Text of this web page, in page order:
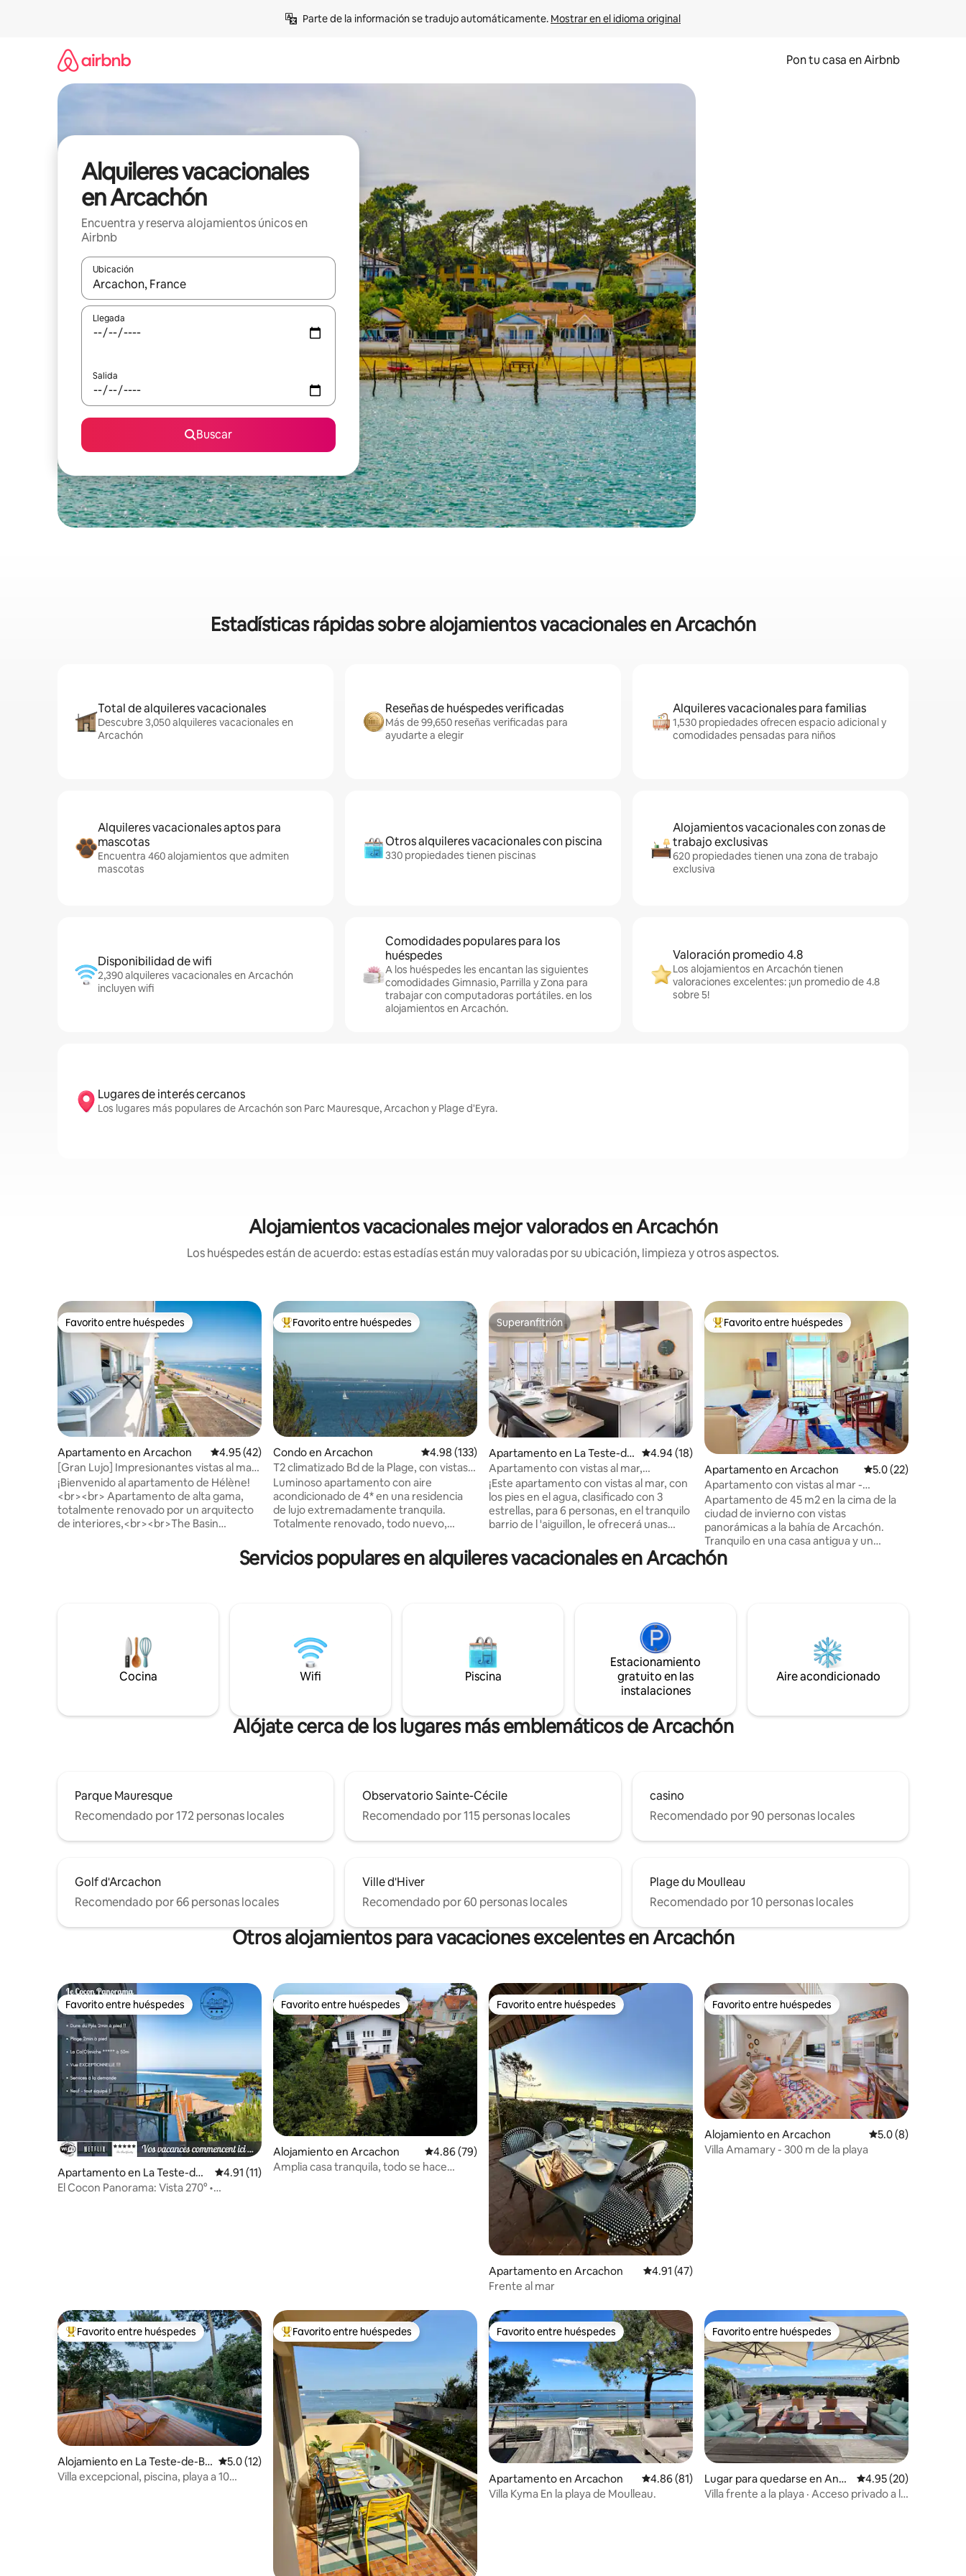
Parte de la información se tradujo automáticamente. Mostrar en el idioma original
Pon tu casa en Airbnb
Alquileres vacacionales
en Arcachón
Encuentra y reserva alojamientos únicos en
Airbnb
Ubicación
Cuando los resultados estén disponibles, navega con las teclas de flecha hacia arriba y hacia abajo o explora con el tacto o desliza el dedo.
Llegada
Salida
Buscar
Estadísticas rápidas sobre alojamientos vacacionales en Arcachón
Total de alquileres vacacionales
Descubre 3,050 alquileres vacacionales en
Arcachón
Reseñas de huéspedes verificadas
Más de 99,650 reseñas verificadas para
ayudarte a elegir
Alquileres vacacionales para familias
1,530 propiedades ofrecen espacio adicional y
comodidades pensadas para niños
Alquileres vacacionales aptos para
mascotas
Encuentra 460 alojamientos que admiten
mascotas
Otros alquileres vacacionales con piscina
330 propiedades tienen piscinas
Alojamientos vacacionales con zonas de
trabajo exclusivas
620 propiedades tienen una zona de trabajo
exclusiva
Disponibilidad de wifi
2,390 alquileres vacacionales en Arcachón
incluyen wifi
Comodidades populares para los
huéspedes
A los huéspedes les encantan las siguientes
comodidades Gimnasio, Parrilla y Zona para
trabajar con computadoras portátiles. en los
alojamientos en Arcachón.
Valoración promedio 4.8
Los alojamientos en Arcachón tienen
valoraciones excelentes: ¡un promedio de 4.8
sobre 5!
Lugares de interés cercanos
Los lugares más populares de Arcachón son Parc Mauresque, Arcachon y Plage d'Eyra.
Alojamientos vacacionales mejor valorados en Arcachón
Los huéspedes están de acuerdo: estas estadías están muy valoradas por su ubicación, limpieza y otros aspectos.
Favorito entre huéspedes
Favorito entre huéspedes
Apartamento en Arcachon Calificación promedio: 4.95 de 5, 42 reseñas
4.95 (42)
[Gran Lujo] Impresionantes vistas al mar
y acceso a la playa
¡Bienvenido al apartamento de Hélène!
<br><br> Apartamento de alta gama,
totalmente renovado por un arquitecto
de interiores,<br><br>The Basin
vista, la playa de abajo: esta es la vista
<br>//Oferta exclusiva "Maison Boréale
Concierge Service": 20% de descuento
para estancias de 7 noches y más //<br>
Favorito entre huéspedes preferido
Favorito entre huéspedes
Condo en Arcachon Calificación promedio: 4.98 de 5, 133 reseñas
4.98 (133)
T2 climatizado Bd de la Plage, con vistas
Bassin.
Luminoso apartamento con aire
acondicionado de 4* en una residencia
de lujo extremadamente tranquila.
Totalmente renovado, todo nuevo,
ideal, a 1 minuto a pie de la playa y de los
carriles bici, todos los comercios y
cubierto, (box 5,30 m x 3,10 m)
totalmente seguro y de fácil acceso. 2
bicicletas de montaña te esperan.
Superanfitrión
Superanfitrión
Apartamento en La Teste-de
-Buch
Calificación promedio: 4.94 de 5, 18 reseñas
4.94 (18)
Apartamento con vistas al mar,
Arcachon de 3 estrellas
¡Este apartamento con vistas al mar, con
los pies en el agua, clasificado con 3
estrellas, para 6 personas, en el tranquilo
barrio de l 'aiguillon, le ofrecerá unas
estación de tren de Arcachon, a 10
minutos en bicicleta del centro de
garaje para bicicletas le permitirán
alquilar bicicletas y aserrar la piscina. Su
luminosidad y sus puestas de sol harán
que su estancia sea única.
Favorito entre huéspedes preferido
Favorito entre huéspedes
Apartamento en Arcachon Calificación
5.0 (22)
Apartamento con vistas al mar -
Arcachón
Apartamento de 45 m2 en la cima de la
ciudad de invierno con vistas
panorámicas a la bahía de Arcachón.
Tranquilo en una casa antigua y un
entorno verde a 5 minutos del centro y
las playas. Volúmenes espaciosos y
recomendadas y detalles refinados...
Hemos pensado en todo con esmero
para su comodidad. Solo tienes que dejar
tus maletas y pasar unas excelentes
Servicios populares en alquileres vacacionales en Arcachón
Cocina Wifi Piscina
Estacionamiento
gratuito en las
instalaciones
Aire acondicionado
Alójate cerca de los lugares más emblemáticos de Arcachón
Parque Mauresque
Recomendado por 172 personas locales
Observatorio Sainte-Cécile
Recomendado por 115 personas locales
casino
Recomendado por 90 personas locales
Golf d'Arcachon
Recomendado por 66 personas locales
Ville d'Hiver
Recomendado por 60 personas locales
Plage du Moulleau
Recomendado por 10 personas locales
Otros alojamientos para vacaciones excelentes en Arcachón
Favorito entre huéspedes
Favorito entre huéspedes
Apartamento en La Teste-de-
Buch
Calificación promedio: 4.91 de 5, 11 reseñas
4.91 (11)
El Cocon Panorama: Vista 270° •
Favorito entre huéspedes
Favorito entre huéspedes
Alojamiento en Arcachon Calificación promedio: 4.86 de 5, 79 reseñas
4.86 (79)
Amplia casa tranquila, todo se hace
Favorito entre huéspedes
Favorito entre huéspedes
Apartamento en Arcachon Calificación promedio: 4.91 de 5, 47 reseñas
4.91 (47)
Frente al mar
Favorito entre huéspedes
Favorito entre huéspedes
Alojamiento en Arcachon Calificación
5.0 (8)
Villa Amamary - 300 m de la playa
Favorito entre huéspedes preferido
Favorito entre huéspedes
Alojamiento en La Teste-de-Bu
ch
Calificación promedio: 5.0 de 5, 12 reseñas
5.0 (12)
Villa excepcional, piscina, playa a 10
Favorito entre huéspedes preferido
Favorito entre huéspedes Favorito entre huéspedes
Favorito entre huéspedes
Apartamento en Arcachon Calificación promedio: 4.86 de 5, 81 reseñas
4.86 (81)
Villa Kyma En la playa de Moulleau.
Favorito entre huéspedes
Favorito entre huéspedes
Lugar para quedarse en And
ernos-les-Bains
Calificación
4.95 (20)
Villa frente a la playa · Acceso privado a la